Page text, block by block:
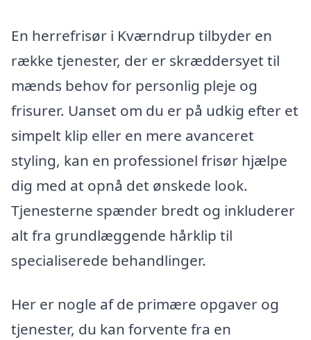
En herrefrisør i Kværndrup tilbyder en
række tjenester, der er skræddersyet til
mænds behov for personlig pleje og
frisurer. Uanset om du er på udkig efter et
simpelt klip eller en mere avanceret
styling, kan en professionel frisør hjælpe
dig med at opnå det ønskede look.
Tjenesterne spænder bredt og inkluderer
alt fra grundlæggende hårklip til
specialiserede behandlinger.
Her er nogle af de primære opgaver og
tjenester, du kan forvente fra en